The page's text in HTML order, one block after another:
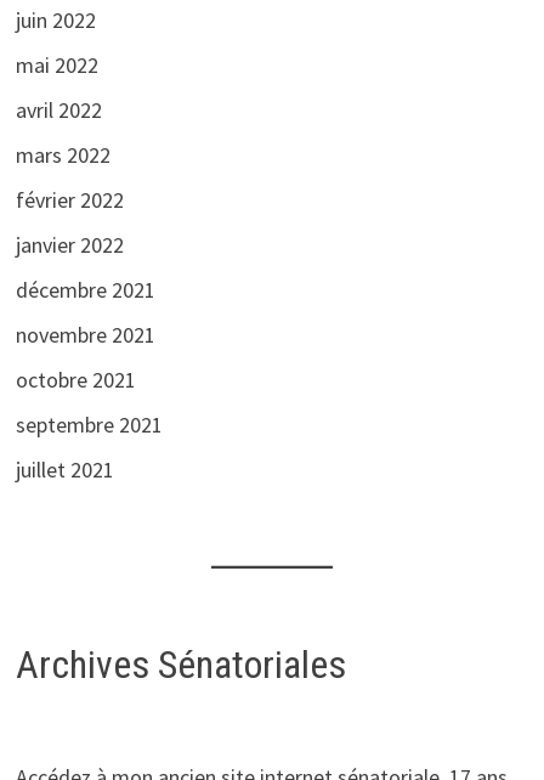
juin 2022
mai 2022
avril 2022
mars 2022
février 2022
janvier 2022
décembre 2021
novembre 2021
octobre 2021
septembre 2021
juillet 2021
Archives Sénatoriales